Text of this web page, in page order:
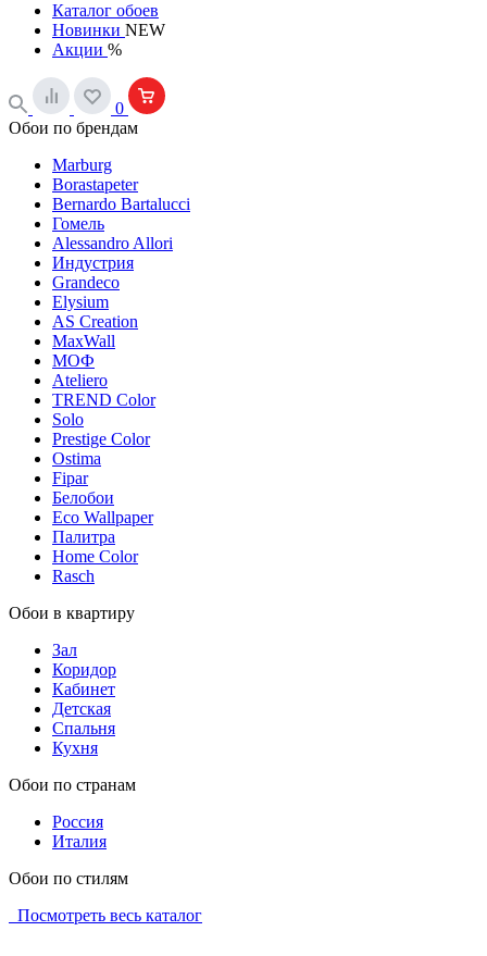
Каталог обоев
Новинки NEW
Акции %
0
Обои по брендам
Marburg
Borastapeter
Bernardo Bartalucci
Гомель
Alessandro Allori
Индустрия
Grandeco
Elysium
AS Creation
MaxWall
МОФ
Ateliero
TREND Color
Solo
Prestige Color
Ostima
Fipar
Белобои
Eco Wallpaper
Палитра
Home Color
Rasch
Обои в квартиру
Зал
Коридор
Кабинет
Детская
Спальня
Кухня
Обои по странам
Россия
Италия
Обои по стилям
Посмотреть весь каталог